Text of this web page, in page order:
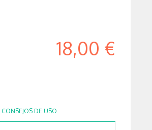
18,00 €
CONSEJOS DE USO